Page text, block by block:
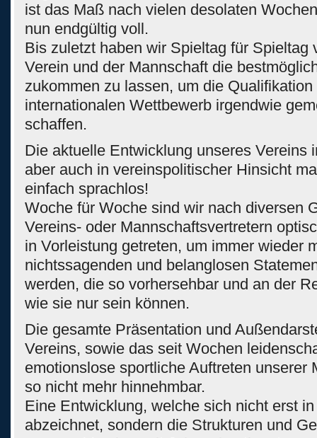
ist das Maß nach vielen desolaten
nun endgültig voll.
Bis zuletzt haben wir Spieltag für Spieltag
Verein und der Mannschaft die
zukommen zu lassen, um die Qualifikation
internationalen Wettbewerb irgendwie
schaffen.
Die aktuelle Entwicklung unseres Vereins
aber auch in vereinspolitischer Hinsicht
einfach sprachlos!
Woche für Woche sind wir nach diversen
Vereins- oder Mannschaftsvertretern
in Vorleistung getreten, um immer wieder
nichtssagenden und belanglosen
werden, die so vorhersehbar und an der
wie sie nur sein können.
Die gesamte Präsentation und
Vereins, sowie das seit Wochen
emotionslose sportliche Auftreten unserer
so nicht mehr hinnehmbar.
Eine Entwicklung, welche sich nicht erst
abzeichnet, sondern die Strukturen und